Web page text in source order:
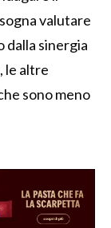
valutare
dalla sinergia
, le altre
sono meno